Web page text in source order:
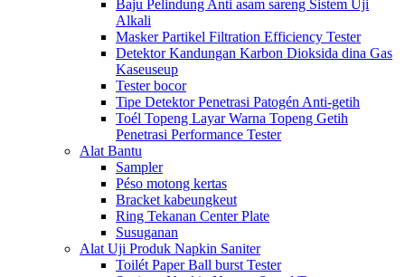
Baju Pelindung Anti asam sareng Sistem Uji
Alkali
Masker Partikel Filtration Efficiency Tester
Detektor Kandungan Karbon Dioksida dina Gas
Kaseuseup
Tester bocor
Tipe Detektor Penetrasi Patogén Anti-getih
Toél Topeng Layar Warna Topeng Getih
Penetrasi Performance Tester
Alat Bantu
Sampler
Péso motong kertas
Bracket kabeungkeut
Ring Tekanan Center Plate
Susuganan
Alat Uji Produk Napkin Saniter
Toilét Paper Ball burst Tester